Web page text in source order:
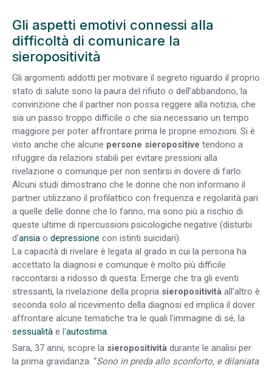
Gli aspetti emotivi connessi alla
difficoltà di comunicare la
sieropositività
Gli argomenti addotti per motivare il segreto riguardo il proprio
stato di salute sono la paura del rifiuto o dell’abbandono, la
convinzione che il partner non possa reggere alla notizia, che
sia un passo troppo difficile o che sia necessario un tempo
maggiore per poter affrontare prima le proprie emozioni. Si è
visto anche che alcune persone sieropositive tendono a
rifuggire da relazioni stabili per evitare pressioni alla
rivelazione o comunque per non sentirsi in dovere di farlo.
Alcuni studi dimostrano che le donne che non informano il
partner utilizzano il profilattico con frequenza e regolarità pari
a quelle delle donne che lo fanno, ma sono più a rischio di
queste ultime di ripercussioni psicologiche negative (disturbi
d’ansia o depressione con istinti suicidari).
La capacità di rivelare è legata al grado in cui la persona ha
accettato la diagnosi e comunque è molto più difficile
raccontarsi a ridosso di questa. Emerge che tra gli eventi
stressanti, la rivelazione della propria sieropositività all’altro è
seconda solo al ricevimento della diagnosi ed implica il dover
affrontare alcune tematiche tra le quali l’immagine di sé, la
sessualità e l’autostima.
Sara, 37 anni, scopre la sieropositività durante le analisi per
la prima gravidanza. “Sono in preda allo sconforto, e dilaniata